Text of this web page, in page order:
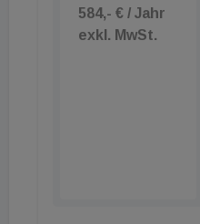
584,- € / Jahr
exkl. MwSt.